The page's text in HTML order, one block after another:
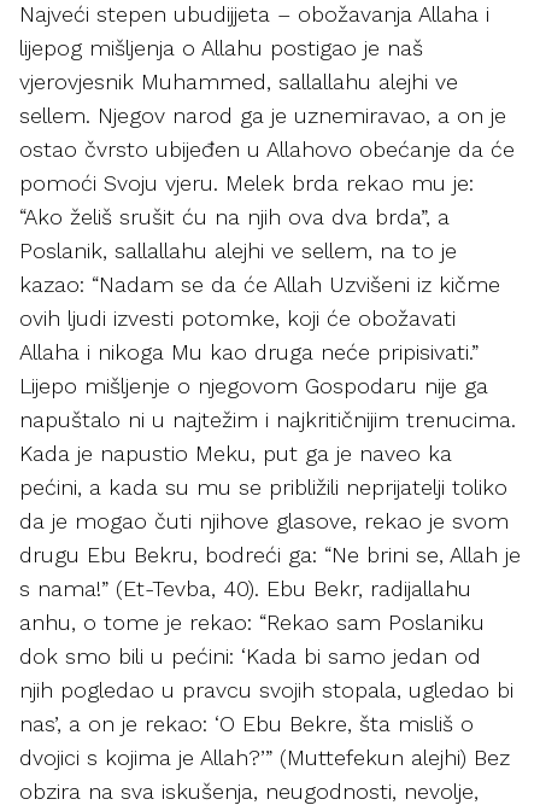
Najveći stepen ubudijjeta – obožavanja Allaha i
lijepog mišljenja o Allahu postigao je naš
vjerovjesnik Muhammed, sallallahu alejhi ve
sellem. Njegov narod ga je uznemiravao, a on je
ostao čvrsto ubijeđen u Allahovo obećanje da će
pomoći Svoju vjeru. Melek brda rekao mu je:
“Ako želiš srušit ću na njih ova dva brda”, a
Poslanik, sallallahu alejhi ve sellem, na to je
kazao: “Nadam se da će Allah Uzvišeni iz kičme
ovih ljudi izvesti potomke, koji će obožavati
Allaha i nikoga Mu kao druga neće pripisivati.”
Lijepo mišljenje o njegovom Gospodaru nije ga
napuštalo ni u najtežim i najkritičnijim trenucima.
Kada je napustio Meku, put ga je naveo ka
pećini, a kada su mu se približili neprijatelji toliko
da je mogao čuti njihove glasove, rekao je svom
drugu Ebu Bekru, bodreći ga: “Ne brini se, Allah je
s nama!” (Et-Tevba, 40). Ebu Bekr, radijallahu
anhu, o tome je rekao: “Rekao sam Poslaniku
dok smo bili u pećini: ‘Kada bi samo jedan od
njih pogledao u pravcu svojih stopala, ugledao bi
nas’, a on je rekao: ‘O Ebu Bekre, šta misliš o
dvojici s kojima je Allah?’” (Muttefekun alejhi) Bez
obzira na sva iskušenja, neugodnosti, nevolje,